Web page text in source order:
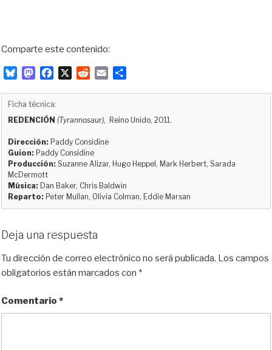
Comparte este contenido:
u
s
k
y
M
o
d
o
n
b
o
o
k
X
i
t
l
a
i
Ficha técnica:
REDENCIÓN (Tyrannosaur), Reino Unido, 2011.
Dirección: Paddy Considine
Guion: Paddy Considine
Producción: Suzanne Alizar, Hugo Heppel, Mark Herbert, Sarada
McDermott
Música: Dan Baker, Chris Baldwin
Reparto: Peter Mullan, Olivia Colman, Eddie Marsan
Deja una respuesta
Tu dirección de correo electrónico no será publicada. Los campos
obligatorios están marcados con *
Comentario *